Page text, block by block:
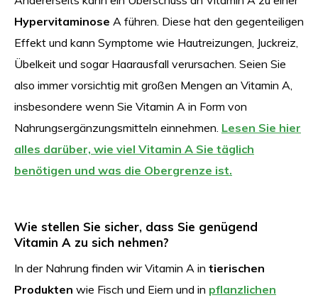
Hypervitaminose A führen. Diese hat den gegenteiligen
Effekt und kann Symptome wie Hautreizungen, Juckreiz,
Übelkeit und sogar Haarausfall verursachen. Seien Sie
also immer vorsichtig mit großen Mengen an Vitamin A,
insbesondere wenn Sie Vitamin A in Form von
Nahrungsergänzungsmitteln einnehmen. Lesen Sie hier
alles darüber, wie viel Vitamin A Sie täglich
benötigen und was die Obergrenze ist.
Wie stellen Sie sicher, dass Sie genügend
Vitamin A zu sich nehmen?
In der Nahrung finden wir Vitamin A in tierischen
Produkten wie Fisch und Eiern und in pflanzlichen